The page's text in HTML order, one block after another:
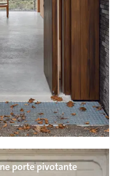
porte pivotante